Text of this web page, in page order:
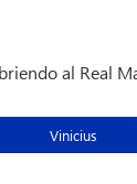
al Real
Vinicius